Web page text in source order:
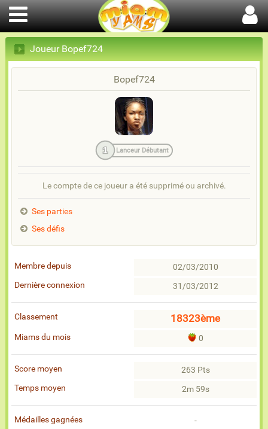
Joueur Bopef724
Bopef724
1 Lanceur Débutant
Le compte de ce joueur a été supprimé ou archivé.
Ses parties
Ses défis
Membre depuis
02/03/2010
Dernière connexion
31/03/2012
Classement 18323ème
Miams du mois 0
Score moyen
263 Pts
Temps moyen
2m 59s
Médailles gagnées -